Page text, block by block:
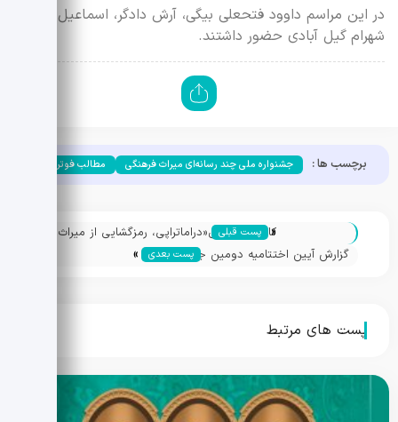
در این مراسم داوود فتحعلی بیگی، آرش دادگر، اسماعیل خلج،
شهرام گیل آبادی حضور داشتند.
برچسب ها : جشنواره ملی چند رسانه‌ای میراث فرهنگی مطالب فوتر
« پست قبلی
کارگاه آموزشی«دراماتراپی، رمزگشایی از میراث
ماندگار آیین‌های سوگ و سور» برگزار شد
گزارش آیین اختتامیه دومین جشنواره ملی
پست بعدی »
پست های مرتبط